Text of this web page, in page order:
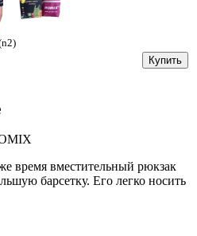
Купить
время вместительный рюкзак
барсетку. Его легко носить